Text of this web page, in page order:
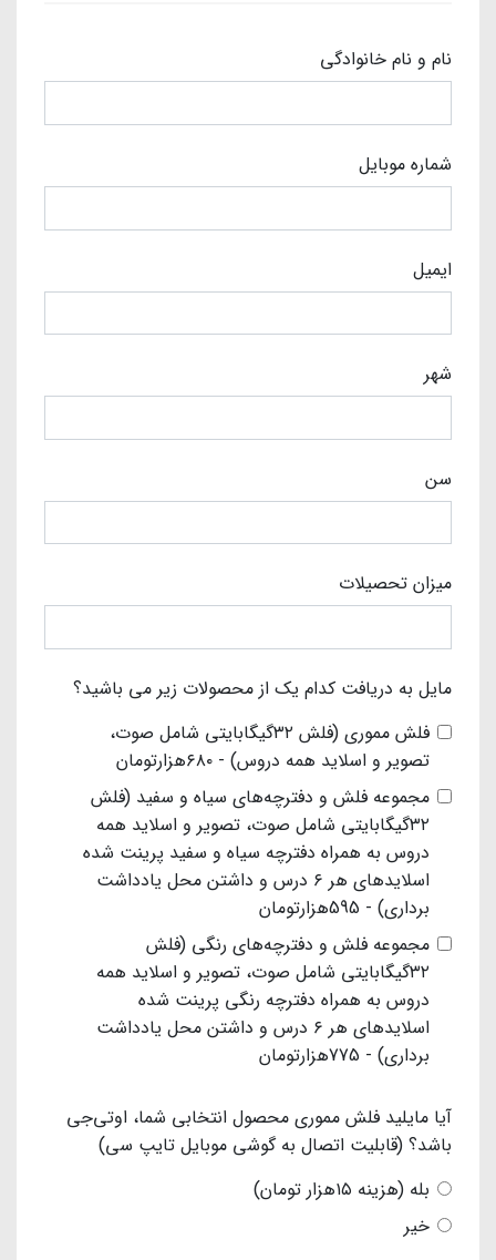
نام و نام خانوادگی
شماره موبایل
ایمیل
شهر
سن
میزان تحصیلات
مایل به دریافت کدام یک از محصولات زیر می باشید؟
فلش مموری (فلش ۳۲گیگابایتی شامل صوت،
تصویر و اسلاید همه دروس) - ۶۸۰هزارتومان
مجموعه فلش و دفترچه‌های سیاه و سفید (فلش
۳۲گیگابایتی شامل صوت، تصویر و اسلاید همه
دروس به همراه دفترچه سیاه و سفید پرینت شده
اسلایدهای هر ۶ درس و داشتن محل یادداشت
برداری) - 595هزارتومان
مجموعه فلش و دفترچه‌های رنگی (فلش
۳۲گیگابایتی شامل صوت، تصویر و اسلاید همه
دروس به همراه دفترچه رنگی پرینت شده
اسلایدهای هر ۶ درس و داشتن محل یادداشت
برداری) - 775هزارتومان
آیا مایلید فلش مموری محصول انتخابی شما، اوتی‌جی
باشد؟ (قابلیت اتصال به گوشی موبایل تایپ سی)
بله (هزینه ۱۵هزار تومان)
خیر